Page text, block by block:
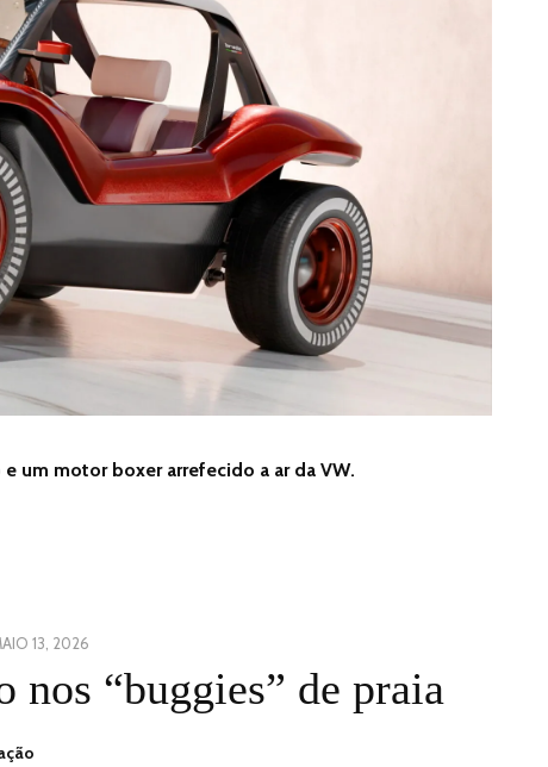
um motor boxer arrefecido a ar da VW.
13, 2026
2026
nos “buggies” de praia